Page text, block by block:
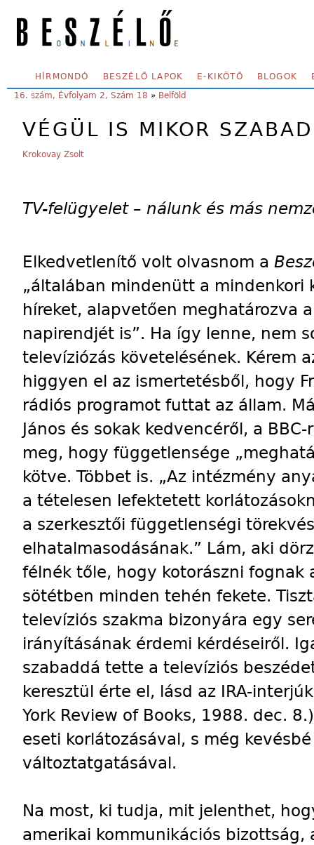
SECONDARY MENU
HÍRMONDÓ BESZÉLŐ LAPOK E-KIKÖTŐ BLOGOK
YOU ARE HERE:
16. szám, Évfolyam 2, Szám 18 » Belföld
VÉGÜL IS MIKOR
Krokovay Zsolt
TV-felügyelet – nálunk és más
Elkedvetlenítő volt olvasnom a
„általában mindenütt a mindenkori
híreket, alapvetően meghatározva
napirendjét is”. Ha így lenne, nem
televíziózás követelésének. Kérem
higgyen el az ismertetésből, hogy
rádiós programot futtat az állam.
János és sokak kedvencéről, a
meg, hogy függetlensége
kötve. Többet is. „Az intézmény
a tételesen lefektetett
a szerkesztői függetlenségi
elhatalmasodásának.” Lám, aki
félnék tőle, hogy kotorászni fognak
sötétben minden tehén fekete.
televíziós szakma bizonyára egy
irányításának érdemi kérdéseiről.
szabaddá tette a televíziós
keresztül érte el, lásd az IRA-
York Review of Books, 1988. dec.
eseti korlátozásával, s még
változtatgatásával.
Na most, ki tudja, mit jelenthet,
amerikai kommunikációs bizottság,